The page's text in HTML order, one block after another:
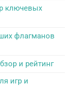
ключевых
флагманов
и рейтинг
игр и